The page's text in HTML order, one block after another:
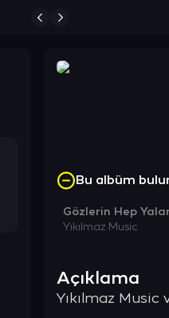
Bu albüm
Gözlerin Hep
Yıkılmaz Music
Açıklama
Yıkılmaz Music